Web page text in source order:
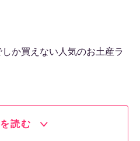
しか買えない人気のお土産ラ
読む